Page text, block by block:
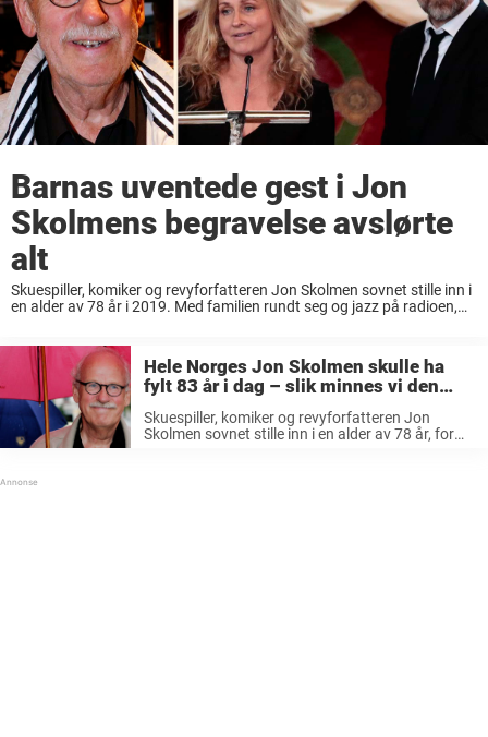
Barnas uventede gest i Jon
Skolmens begravelse avslørte
alt
Skuespiller, komiker og revyforfatteren Jon Skolmen sovnet stille inn i
en alder av 78 år i 2019. Med familien rundt seg og jazz på radioen,
Hele Norges Jon Skolmen skulle ha
fylt 83 år i dag – slik minnes vi den
folkekjære skuespilleren
Skuespiller, komiker og revyforfatteren Jon
Skolmen sovnet stille inn i en alder av 78 år, for